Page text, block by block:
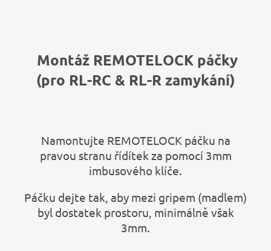
Montáž REMOTELOCK páčky
(pro RL-RC & RL-R zamykání)
Namontujte REMOTELOCK páčku na
pravou stranu řídítek za pomocí 3mm
imbusového klíče.
Páčku dejte tak, aby mezi gripem (madlem)
byl dostatek prostoru, minimálně však
3mm.